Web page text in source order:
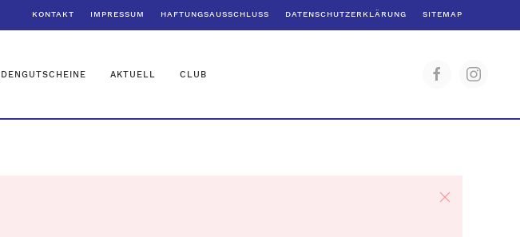
KONTAKT IMPRESSUM HAFTUNGSAUSSCHLUSS DATENSCHUTZERKLÄRUNG SITEMAP
AKTUELL CLUB